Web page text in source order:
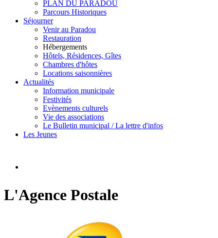
PLAN DU PARADOU
Parcours Historiques
Séjourner
Venir au Paradou
Restauration
Hébergements
Hôtels, Résidences, Gîtes
Chambres d'hôtes
Locations saisonnières
Actualités
Information municipale
Festivités
Evènements culturels
Vie des associations
Le Bulletin municipal / La lettre d'infos
Les Jeunes
L'Agence Postale